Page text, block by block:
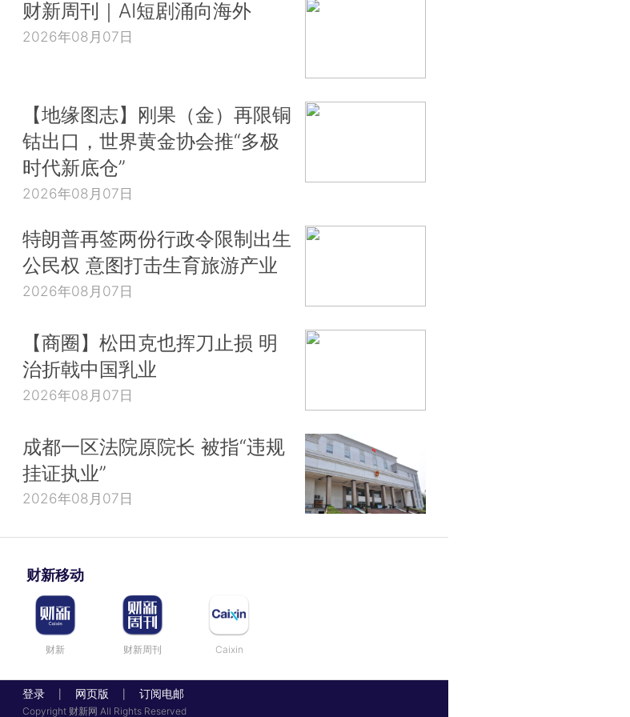
财新周刊｜AI短剧涌向海外
2026年08月07日
【地缘图志】刚果（金）再限铜
钴出口，世界黄金协会推“多极
时代新底仓”
2026年08月07日
特朗普再签两份行政令限制出生
公民权 意图打击生育旅游产业
2026年08月07日
【商圈】松田克也挥刀止损 明
治折戟中国乳业
2026年08月07日
成都一区法院原院长 被指“违规
挂证执业”
2026年08月07日
财新移动
财新 财新周刊 Caixin
登录 网页版 订阅电邮
Copyright 财新网 All Rights Reserved